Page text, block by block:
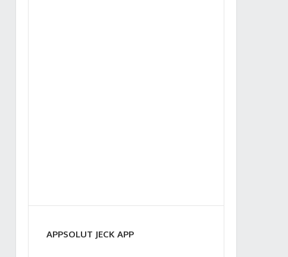
APPSOLUT JECK APP